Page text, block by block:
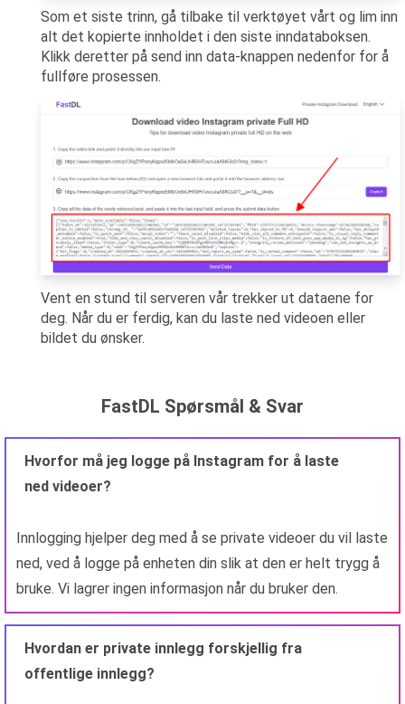
Som et siste trinn, gå tilbake til verktøyet vårt og lim inn
alt det kopierte innholdet i den siste inndataboksen.
Klikk deretter på send inn data-knappen nedenfor for å
fullføre prosessen.
Vent en stund til serveren vår trekker ut dataene for
deg. Når du er ferdig, kan du laste ned videoen eller
bildet du ønsker.
FastDL Spørsmål & Svar
Hvorfor må jeg logge på Instagram for å laste
ned videoer?
Innlogging hjelper deg med å se private videoer du vil laste
ned, ved å logge på enheten din slik at den er helt trygg å
bruke. Vi lagrer ingen informasjon når du bruker den.
Hvordan er private innlegg forskjellig fra
offentlige innlegg?